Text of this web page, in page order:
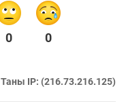
0 0
Таны IP: (216.73.216.125)